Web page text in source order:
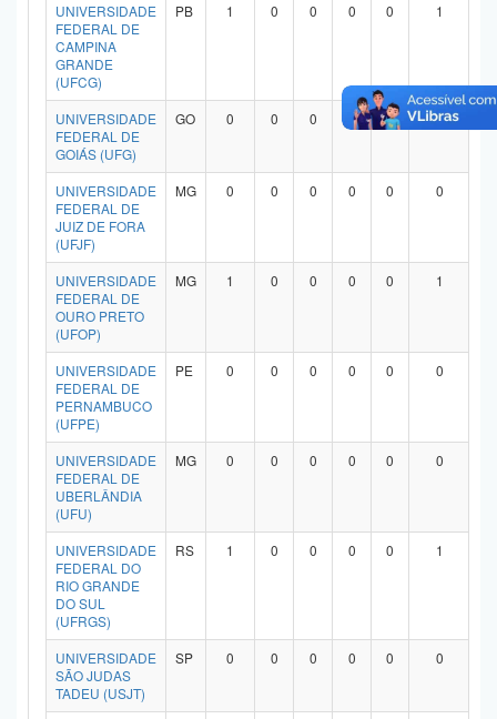
UNIVERSIDADE
FEDERAL DE
CAMPINA
GRANDE
(UFCG)
PB 1 0 0 0 0 1
UNIVERSIDADE
FEDERAL DE
GOIÁS (UFG)
GO 0 0 0 0 0 0
UNIVERSIDADE
FEDERAL DE
JUIZ DE FORA
(UFJF)
MG 0 0 0 0 0 0
UNIVERSIDADE
FEDERAL DE
OURO PRETO
(UFOP)
MG 1 0 0 0 0 1
UNIVERSIDADE
FEDERAL DE
PERNAMBUCO
(UFPE)
PE 0 0 0 0 0 0
UNIVERSIDADE
FEDERAL DE
UBERLÂNDIA
(UFU)
MG 0 0 0 0 0 0
UNIVERSIDADE
FEDERAL DO
RIO GRANDE
DO SUL
(UFRGS)
RS 1 0 0 0 0 1
UNIVERSIDADE
SÃO JUDAS
TADEU (USJT)
SP 0 0 0 0 0 0